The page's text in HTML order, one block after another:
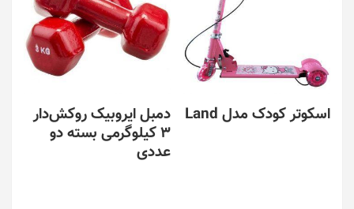
اسکوتر کودک مدل Land
دمبل ایروبیک روکش‌دار
3 کیلوگرمی بسته دو
عددی